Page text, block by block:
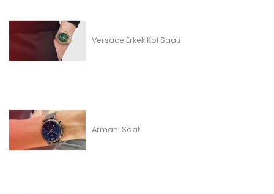
Versace Erkek Kol Saati
Armani Saat